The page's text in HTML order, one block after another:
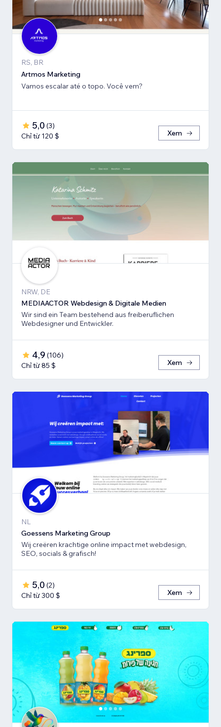
RS, BR
Artmos Marketing
Vamos escalar até o topo. Você vem?
5,0 (3)
Chỉ từ 120 $
Xem
NRW, DE
MEDIAACTOR Webdesign & Digitale Medien
Wir sind ein Team bestehend aus freiberuflichen
Webdesigner und Entwickler.
4,9 (106)
Chỉ từ 85 $
Xem
NL
Goessens Marketing Group
Wij creëren krachtige online impact met webdesign,
SEO, socials & grafisch!
5,0 (2)
Chỉ từ 300 $
Xem